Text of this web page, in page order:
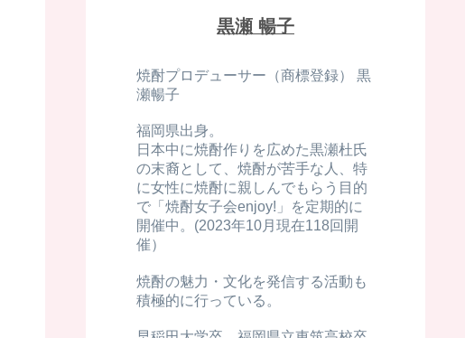
黒瀬 暢子
焼酎プロデューサー（商標登録） 黒
瀬暢子
福岡県出身。
日本中に焼酎作りを広めた黒瀬杜氏
の末裔として、焼酎が苦手な人、特
に女性に焼酎に親しんでもらう目的
で「焼酎女子会enjoy!」を定期的に
開催中。(2023年10月現在118回開
催）
焼酎の魅力・文化を発信する活動も
積極的に行っている。